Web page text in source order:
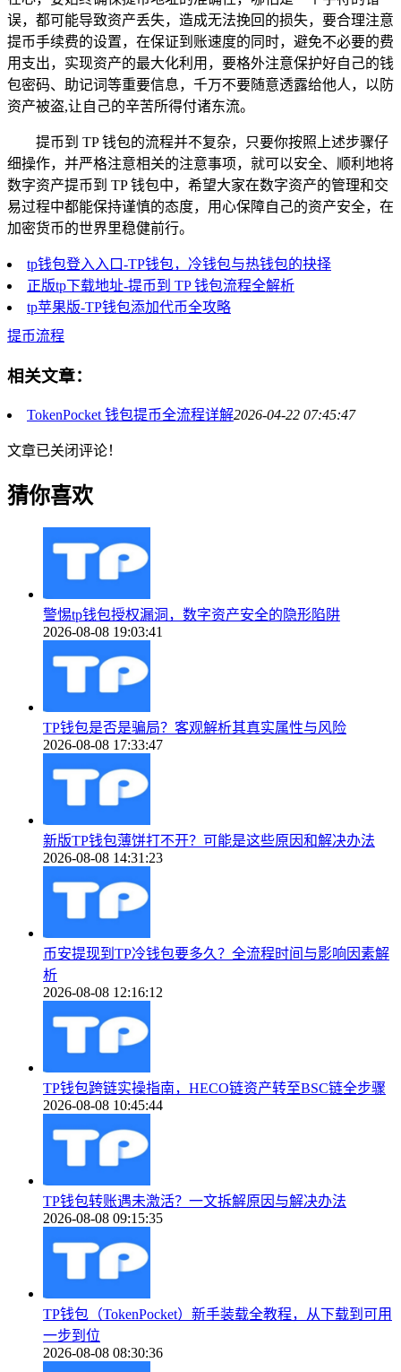
误，都可能导致资产丢失，造成无法挽回的损失，要合理注意
提币手续费的设置，在保证到账速度的同时，避免不必要的费
用支出，实现资产的最大化利用，要格外注意保护好自己的钱
包密码、助记词等重要信息，千万不要随意透露给他人，以防
资产被盗,让自己的辛苦所得付诸东流。
提币到 TP 钱包的流程并不复杂，只要你按照上述步骤仔
细操作，并严格注意相关的注意事项，就可以安全、顺利地将
数字资产提币到 TP 钱包中，希望大家在数字资产的管理和交
易过程中都能保持谨慎的态度，用心保障自己的资产安全，在
加密货币的世界里稳健前行。
tp钱包登入入口-TP钱包，冷钱包与热钱包的抉择
正版tp下载地址-提币到 TP 钱包流程全解析
tp苹果版-TP钱包添加代币全攻略
提币流程
相关文章：
TokenPocket 钱包提币全流程详解2026-04-22 07:45:47
文章已关闭评论！
猜你喜欢
警惕tp钱包授权漏洞，数字资产安全的隐形陷阱
2026-08-08 19:03:41
TP钱包是否是骗局？客观解析其真实属性与风险
2026-08-08 17:33:47
新版TP钱包薄饼打不开？可能是这些原因和解决办法
2026-08-08 14:31:23
币安提现到TP冷钱包要多久？全流程时间与影响因素解
析
2026-08-08 12:16:12
TP钱包跨链实操指南，HECO链资产转至BSC链全步骤
2026-08-08 10:45:44
TP钱包转账遇未激活？一文拆解原因与解决办法
2026-08-08 09:15:35
TP钱包（TokenPocket）新手装载全教程，从下载到可用
一步到位
2026-08-08 08:30:36